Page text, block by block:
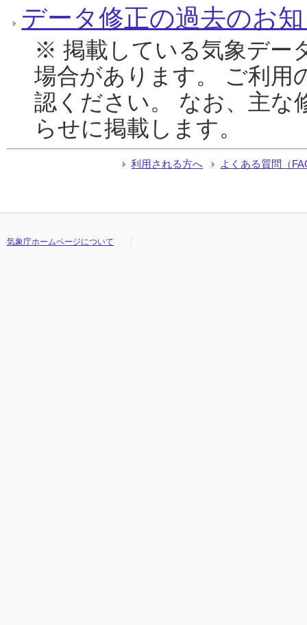
データ修正の過去のお
※ 掲載している気象デー
場合があります。 ご利用
認ください。 なお、主な
らせに掲載します。
利用される方へ よくある質問（
気象庁ホームページについて